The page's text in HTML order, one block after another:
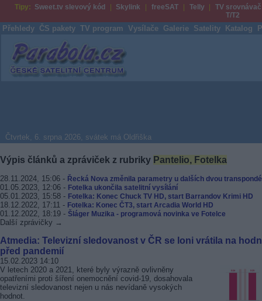
Tipy: Sweet.tv slevový kód Skylink freeSAT Telly
TV srovnávač
T/T2
Přehledy ČS pakety TV program Vysílače Galerie Satelity Katalog
Parabola.cz
Čtvrtek, 6. srpna 2026, svátek má Oldřiška
Výpis článků a zpráviček z rubriky Pantelio, Fotelka
28.11.2024, 15:06 - Řecká Nova změnila parametry u dalších dvou
01.05.2023, 12:06 - Fotelka ukončila satelitní vysílání
05.01.2023, 15:58 - Fotelka: Konec Chuck TV HD, start Barrandov Krimi HD
18.12.2022, 17:11 - Fotelka: Konec ČT3, start Arcadia World HD
01.12.2022, 18:19 - Šláger Muzika - programová novinka ve Fotelce
Další zprávičky →
Atmedia: Televizní sledovanost v ČR se loni vrátila na
před pandemií
15.02.2023 14:10
V letech 2020 a 2021, které byly výrazně ovlivněny
opatřeními proti šíření onemocnění covid-19, dosahovala
televizní sledovanost nejen u nás nevídaně vysokých
hodnot.